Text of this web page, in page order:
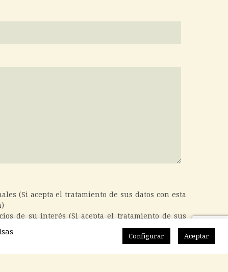
(Si acepta el tratamiento de sus datos con esta
de su interés (Si acepta el tratamiento de sus
Configurar Aceptar